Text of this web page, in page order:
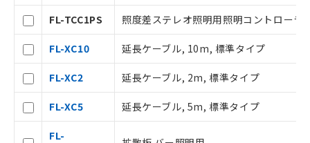
FL-TCC1PS 照度差ステレオ照明用照明コントローラ
FL-XC10 延長ケーブル, 10m, 標準タイプ
FL-XC2 延長ケーブル, 2m, 標準タイプ
FL-XC5 延長ケーブル, 5m, 標準タイプ
FL-
本サービスは、当社制御機器事業取扱
商品の当社在庫状況および標準価格(税
抜)を提供させていただくものです。
当社制御機器事業取扱商品の中には、
本サービスの対象外となる商品もある
ことをご了承ください。
在庫状況および標準価格照会結果は、
記載している更新日時点での社内デー
タに基づき作成されるものであり、閲
覧された時点での実際の在庫および標